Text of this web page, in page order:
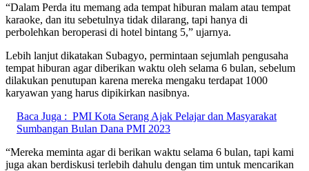
“Dalam Perda itu memang ada tempat hiburan malam atau tempat
karaoke, dan itu sebetulnya tidak dilarang, tapi hanya di
perbolehkan beroperasi di hotel bintang 5,” ujarnya.
Lebih lanjut dikatakan Subagyo, permintaan sejumlah pengusaha
tempat hiburan agar diberikan waktu oleh selama 6 bulan, sebelum
dilakukan penutupan karena mereka mengaku terdapat 1000
karyawan yang harus dipikirkan nasibnya.
Baca Juga : PMI Kota Serang Ajak Pelajar dan Masyarakat
Sumbangan Bulan Dana PMI 2023
“Mereka meminta agar di berikan waktu selama 6 bulan, tapi kami
juga akan berdiskusi terlebih dahulu dengan tim untuk mencarikan